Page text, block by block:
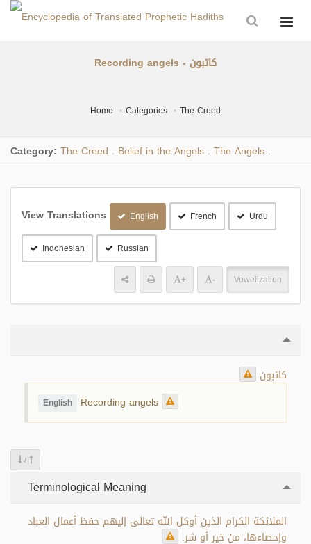
Recording angels - كاتبون
Home Categories The Creed
Category: The Creed Belief in the Angels The Angels
View Translations English French Urdu
Indonesian Russian
+ - Vowelization
كاتبون
English Recording angels
/
Terminological Meaning
الملائكة الكرام الذين أوكل الله تعالى إليهم حفظ أعمال العباد
وإحصاءها، من خير أو شر.